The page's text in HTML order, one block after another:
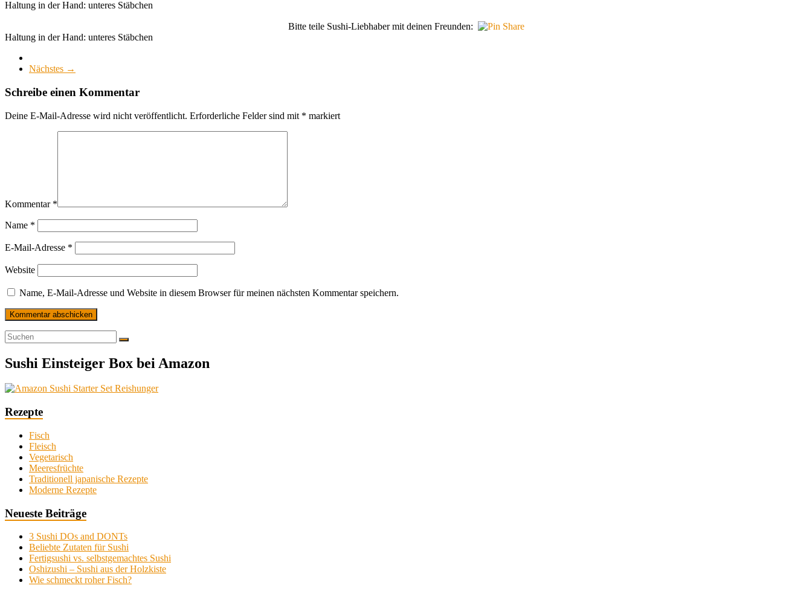
Haltung in der Hand: unteres Stäbchen
Bitte teile Sushi-Liebhaber mit deinen Freunden:
Haltung in der Hand: unteres Stäbchen
Nächstes →
Schreibe einen Kommentar
Deine E-Mail-Adresse wird nicht veröffentlicht. Erforderliche Felder sind mit * markiert
Kommentar *
Name *
E-Mail-Adresse *
Website
Name, E-Mail-Adresse und Website in diesem Browser für meinen nächsten Kommentar speichern.
Sushi Einsteiger Box bei Amazon
Rezepte
Fisch
Fleisch
Vegetarisch
Meeresfrüchte
Traditionell japanische Rezepte
Moderne Rezepte
Neueste Beiträge
3 Sushi DOs and DONTs
Beliebte Zutaten für Sushi
Fertigsushi vs. selbstgemachtes Sushi
Oshizushi – Sushi aus der Holzkiste
Wie schmeckt roher Fisch?